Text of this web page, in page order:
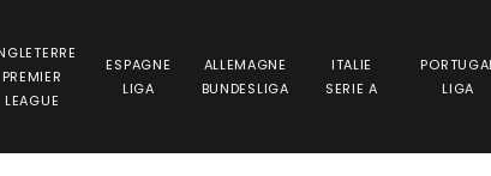
PREMIER
LEAGUE
ESPAGNE
LIGA
ALLEMAGNE
BUNDESLIGA
ITALIE
SERIE A
LIGA